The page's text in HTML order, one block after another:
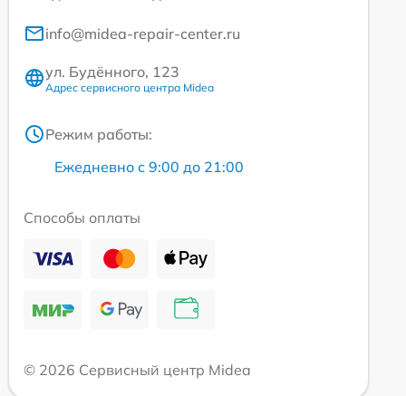
info@midea-repair-center.ru
ул. Будённого, 123
Адрес сервисного центра Midea
Режим работы:
Ежедневно с 9:00 до 21:00
Способы оплаты
© 2026 Сервисный центр Midea